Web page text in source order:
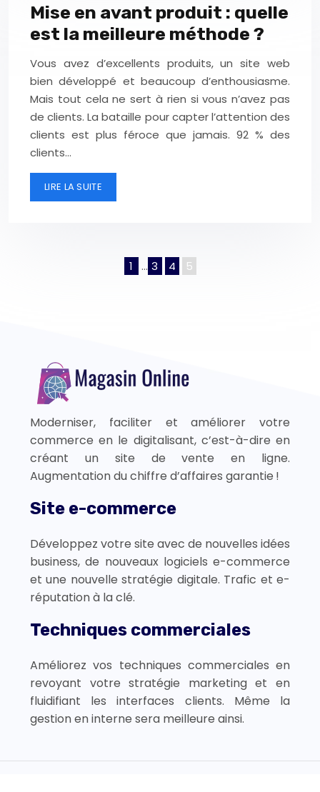
Mise en avant produit : quelle
est la meilleure méthode ?
Vous avez d’excellents produits, un site web
bien développé et beaucoup d’enthousiasme.
Mais tout cela ne sert à rien si vous n’avez pas
de clients. La bataille pour capter l’attention des
clients est plus féroce que jamais. 92 % des
clients…
LIRE LA SUITE
1 … 3 4 5
Moderniser, faciliter et améliorer votre
commerce en le digitalisant, c’est-à-dire en
créant un site de vente en ligne.
Augmentation du chiffre d’affaires garantie !
Site e-commerce
Développez votre site avec de nouvelles idées
business, de nouveaux logiciels e-commerce
et une nouvelle stratégie digitale. Trafic et e-
réputation à la clé.
Techniques commerciales
Améliorez vos techniques commerciales en
revoyant votre stratégie marketing et en
fluidifiant les interfaces clients. Même la
gestion en interne sera meilleure ainsi.